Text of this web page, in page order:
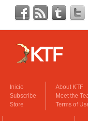
Inicio
Subscribe
Store
About KTF
Meet the
Terms of